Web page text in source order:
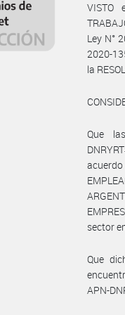
VISTO
Ley N°
2020-
la
Que
sector
Que
APN-